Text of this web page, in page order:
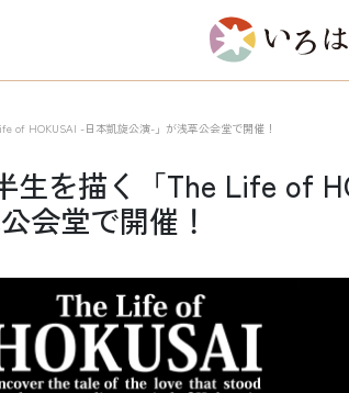
of HOKUSAI -日本凱旋公演-」が浅草公会堂で開催！
生を描く「The Life of
会堂で開催！